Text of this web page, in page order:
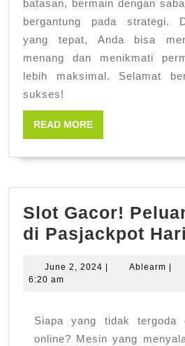
batasan, bermain dengan
bergantung pada strategi.
yang tepat, Anda bisa
menang dan menikmati
lebih maksimal. Selamat
sukses!
READ MOREREAD
MORE
Slot Gacor!
di Pasjackpot
June 2, 2024 June
| Ablearm |
6:20 am
Siapa yang tidak tergoda
online? Mesin yang